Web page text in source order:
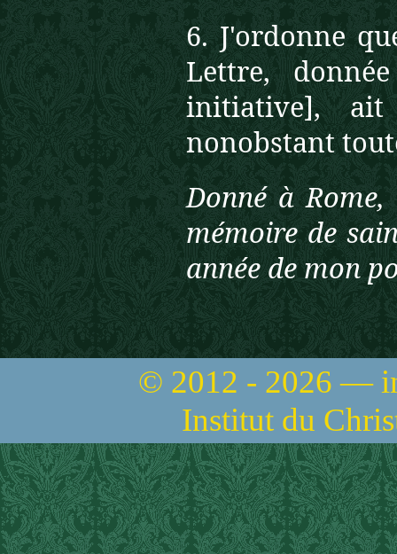
6. J'ordonne
Lettre,
initiative],
nonobstant
Donné à
mémoire de
année de mon
© 2012 - 2026 —
Institut du